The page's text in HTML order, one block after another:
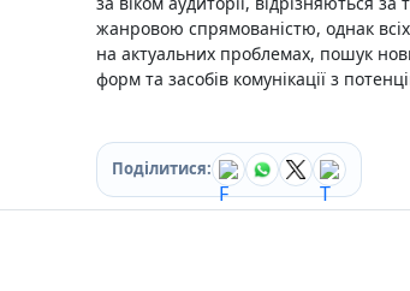
Ігри для дітей
Різдвяні / Зимові
Книги для молоді
Тематичні підбірки
Love story mood:
жанровою спрямованістю, однак всіх
на актуальних проблемах, пошук
форм та засобів комунікації з
Поділитися: